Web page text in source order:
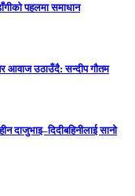
पहलमा समाधान
आवाज उठाउँदै: सन्दीप गौतम
दाजुभाइ–दिदीबहिनीलाई सानो